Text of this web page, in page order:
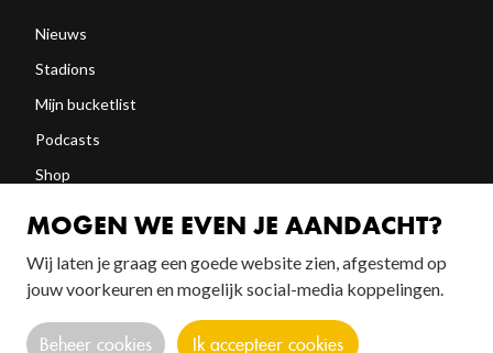
Nieuws
Stadions
Mijn bucketlist
Podcasts
Shop
FOLLOW US!
MOGEN WE EVEN JE AANDACHT?
Wij laten je graag een goede website zien, afgestemd op
jouw voorkeuren en mogelijk social-media koppelingen.
Beheer cookies Ik accepteer cookies